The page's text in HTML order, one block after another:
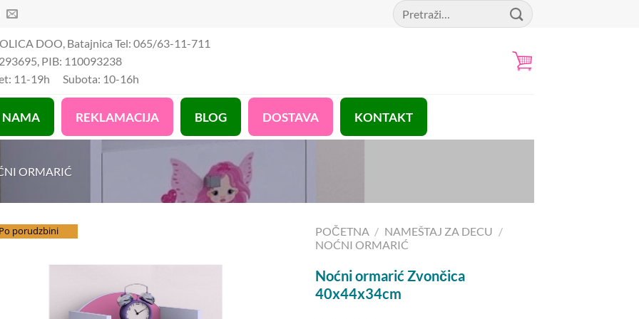
Pretraga
za:
DOO, Batajnica Tel: 065/63-11-711
PIB: 110093238
11-19h Subota: 10-16h
NAMA REKLAMACIJA BLOG DOSTAVA KONTAKT
ORMARIĆ
dostava
Po porudzbini POČETNA / NAMEŠTAJ ZA DECU /
NOĆNI ORMARIĆ
Noćni ormarić Zvončica
40x44x34cm